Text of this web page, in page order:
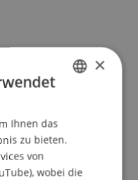
×
Ihnen das
zu bieten.
von
wobei die